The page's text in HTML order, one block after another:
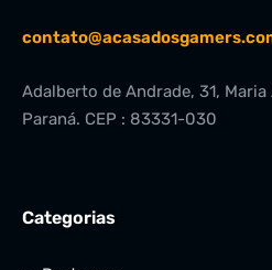
Adalberto de Andrade, 31,
Paraná. CEP : 83331-030
Categorias